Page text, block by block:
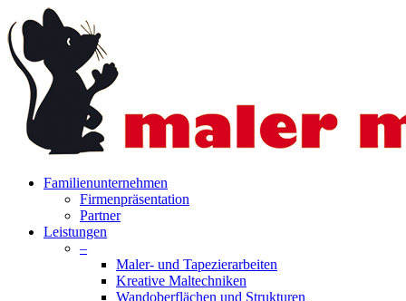
to
main
content
search
Menu
Familienunternehmen
Firmenpräsentation
Partner
Leistungen
–
Maler- und Tapezierarbeiten
Kreative Maltechniken
Wandoberflächen und Strukturen